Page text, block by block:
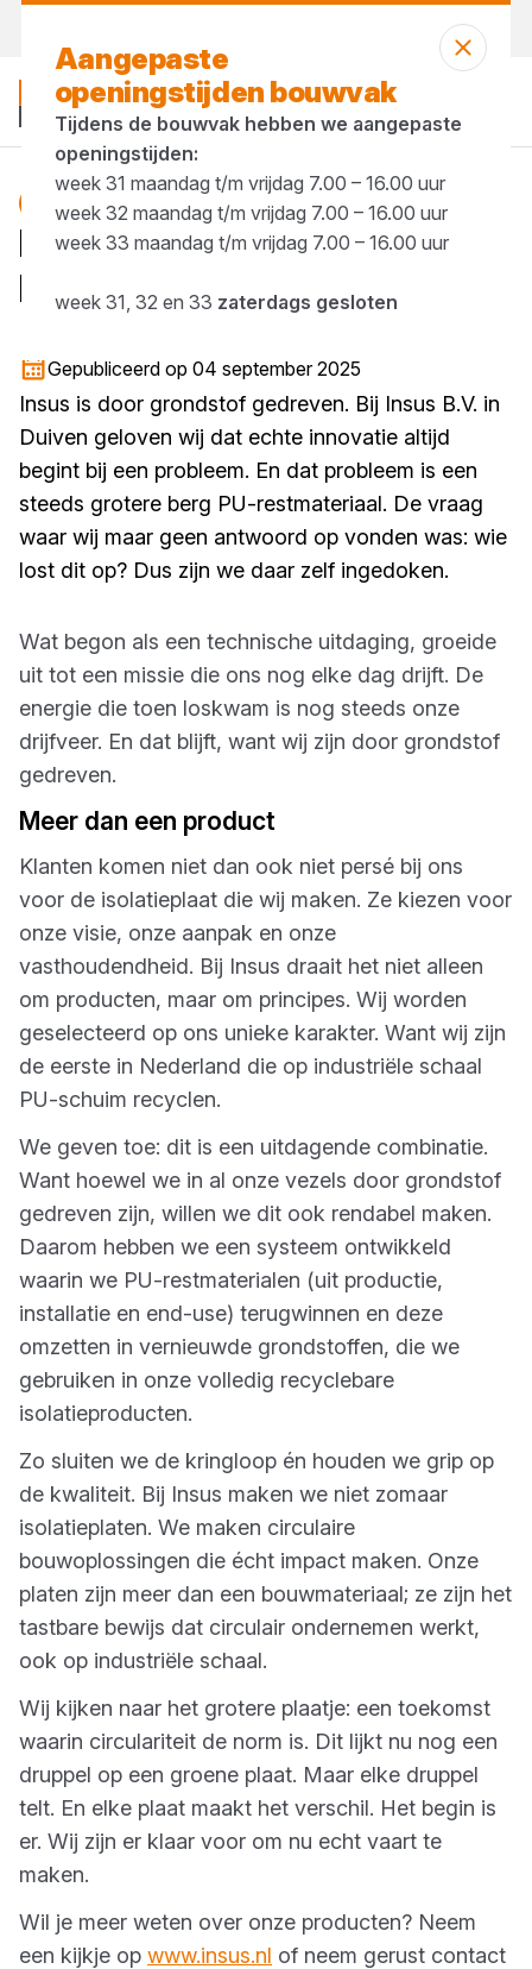
Blog
De circulaire missie van
Insus
Gepubliceerd op 04 september 2025
Insus is door grondstof gedreven. Bij Insus B.V. in
Duiven geloven wij dat echte innovatie altijd
begint bij een probleem. En dat probleem is een
steeds grotere berg PU-restmateriaal. De vraag
waar wij maar geen antwoord op vonden was: wie
lost dit op? Dus zijn we daar zelf ingedoken.
Wat begon als een technische uitdaging, groeide
uit tot een missie die ons nog elke dag drijft. De
energie die toen loskwam is nog steeds onze
drijfveer. En dat blijft, want wij zijn door grondstof
gedreven.
Meer dan een product
Klanten komen niet dan ook niet persé bij ons
voor de isolatieplaat die wij maken. Ze kiezen voor
onze visie, onze aanpak en onze
vasthoudendheid. Bij Insus draait het niet alleen
om producten, maar om principes. Wij worden
geselecteerd op ons unieke karakter. Want wij zijn
de eerste in Nederland die op industriële schaal
PU-schuim recyclen.
We geven toe: dit is een uitdagende combinatie.
Want hoewel we in al onze vezels door grondstof
gedreven zijn, willen we dit ook rendabel maken.
Daarom hebben we een systeem ontwikkeld
waarin we PU-restmaterialen (uit productie,
installatie en end-use) terugwinnen en deze
omzetten in vernieuwde grondstoffen, die we
gebruiken in onze volledig recyclebare
isolatieproducten.
Zo sluiten we de kringloop én houden we grip op
de kwaliteit. Bij Insus maken we niet zomaar
isolatieplaten. We maken circulaire
bouwoplossingen die écht impact maken. Onze
platen zijn meer dan een bouwmateriaal; ze zijn het
tastbare bewijs dat circulair ondernemen werkt,
ook op industriële schaal.
Wij kijken naar het grotere plaatje: een toekomst
waarin circulariteit de norm is. Dit lijkt nu nog een
druppel op een groene plaat. Maar elke druppel
telt. En elke plaat maakt het verschil. Het begin is
er. Wij zijn er klaar voor om nu echt vaart te
maken.
Wil je meer weten over onze producten? Neem
een kijkje op www.insus.nl of neem gerust contact
Aangepaste
openingstijden bouwvak
Tijdens de bouwvak hebben we aangepaste
openingstijden:
week 31 maandag t/m vrijdag 7.00 – 16.00 uur
week 32 maandag t/m vrijdag 7.00 – 16.00 uur
week 33 maandag t/m vrijdag 7.00 – 16.00 uur
week 31, 32 en 33 zaterdags gesloten